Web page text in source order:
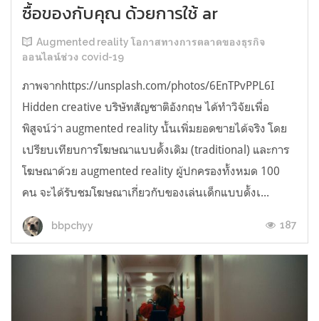
ซื้อของกับคุณ ด้วยการใช้ ar
Augmented reality โอกาสทางการตลาดของธุรกิจ
ออนไลน์ช่วง covid-19
ภาพจากhttps://unsplash.com/photos/6EnTPvPPL6I
Hidden creative บริษัทสัญชาติอังกฤษ ได้ทำวิจัยเพื่อ
พิสูจน์ว่า augmented reality นั้นเพิ่มยอดขายได้จริง โดย
เปรียบเทียบการโฆษณาแบบดั้งเดิม (traditional) และการ
โฆษณาด้วย augmented reality ผู้ปกครองทั้งหมด 100
คน จะได้รับชมโฆษณาเกี่ยวกับของเล่นเด็กแบบดั้งเ...
bbpchyy 187